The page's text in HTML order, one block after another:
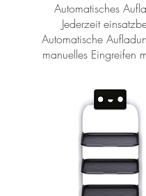
Automatisches
Jederzeit
Automatische
manuelles Eingreifen